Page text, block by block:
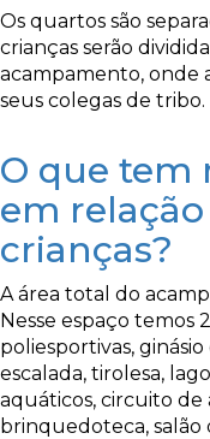
Os quartos são
crianças serão
acampamento, onde
seus colegas de tribo.
O que tem
em
crianças?
A área total do
Nesse espaço temos
poliesportivas,
escalada, tirolesa,
aquáticos, circuito de
brinquedoteca, salão